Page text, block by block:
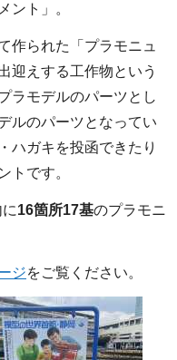
ント」。
作られた「プラモニュ
迎えする工作物という
ラモデルのパーツとし
ルのパーツとなってい
ハガキを投函できたり
トです。
16箇所17基のプラモニ
ジをご覧ください。